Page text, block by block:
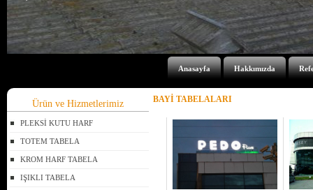
Anasayfa Hakkımızda
Ürün ve Hizmetlerimiz
PLEKSİ KUTU HARF
TOTEM TABELA
KROM HARF TABELA
IŞIKLI TABELA
BAYİ TABELALARI